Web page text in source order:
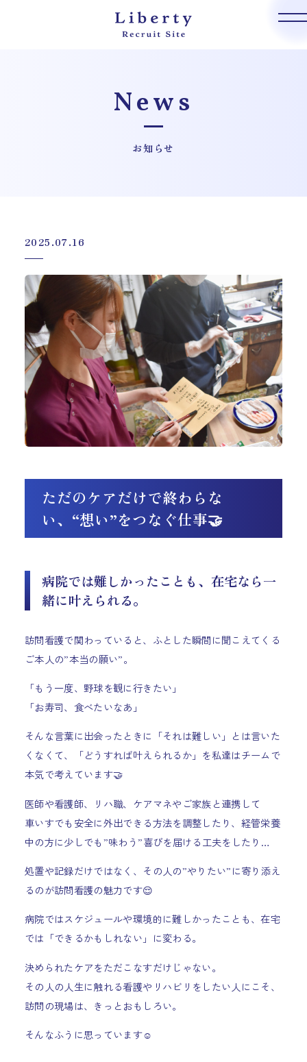
News
お知らせ
2025.07.16
ただのケアだけで終わらな
い、“想い”をつなぐ仕事🤝
病院では難しかったことも、在宅なら一
緒に叶えられる。
訪問看護で関わっていると、ふとした瞬間に聞こえてくる
ご本人の”本当の願い”。
「もう一度、野球を観に行きたい」
「お寿司、食べたいなあ」
そんな言葉に出会ったときに「それは難しい」とは言いた
くなくて、「どうすれば叶えられるか」を私達はチームで
本気で考えています🤝
医師や看護師、リハ職、ケアマネやご家族と連携して
車いすでも安全に外出できる方法を調整したり、経管栄養
中の方に少しでも”味わう”喜びを届ける工夫をしたり…
処置や記録だけではなく、その人の”やりたい”に寄り添え
るのが訪問看護の魅力です😌
病院ではスケジュールや環境的に難しかったことも、在宅
では「できるかもしれない」に変わる。
決められたケアをただこなすだけじゃない。
その人の人生に触れる看護やリハビリをしたい人にこそ、
訪問の現場は、きっとおもしろい。
そんなふうに思っています☺️